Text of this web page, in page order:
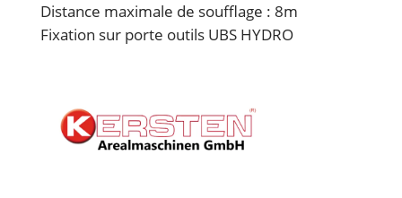
Distance maximale de soufflage : 8m
Fixation sur porte outils UBS HYDRO